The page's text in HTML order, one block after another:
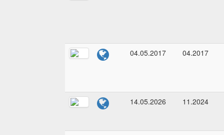
04.05.2017 04.2017
14.05.2026 11.2024